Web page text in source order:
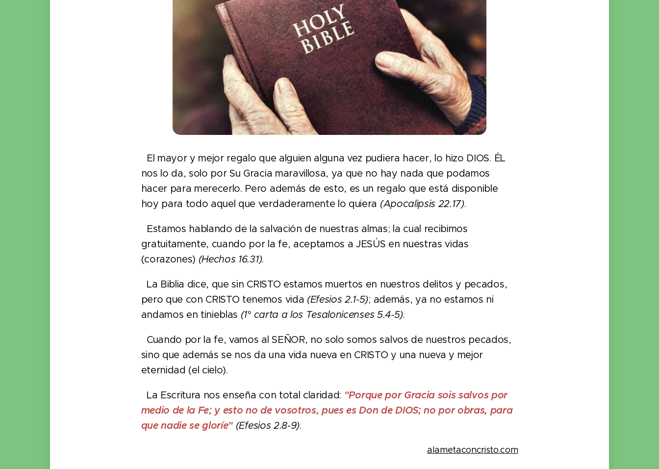
El mayor y mejor regalo que alguien alguna vez pudiera hacer, lo hizo DIOS. ÉL
nos lo da, solo por Su Gracia maravillosa, ya que no hay nada que podamos
hacer para merecerlo. Pero además de esto, es un regalo que está disponible
hoy para todo aquel que verdaderamente lo quiera (Apocalipsis 22.17).
Estamos hablando de la salvación de nuestras almas; la cual recibimos
gratuitamente, cuando por la fe, aceptamos a JESÚS en nuestras vidas
(corazones) (Hechos 16.31).
La Biblia dice, que sin CRISTO estamos muertos en nuestros delitos y pecados,
pero que con CRISTO tenemos vida (Efesios 2.1-5); además, ya no estamos ni
andamos en tinieblas (1° carta a los Tesalonicenses 5.4-5).
Cuando por la fe, vamos al SEÑOR, no solo somos salvos de nuestros pecados,
sino que además se nos da una vida nueva en CRISTO y una nueva y mejor
eternidad (el cielo).
La Escritura nos enseña con total claridad: "Porque por Gracia sois salvos por
medio de la Fe; y esto no de vosotros, pues es Don de DIOS; no por obras, para
que nadie se gloríe" (Efesios 2.8-9).
alametaconcristo.com